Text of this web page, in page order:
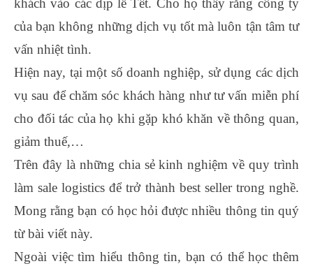
khách vào các dịp lễ Tết. Cho họ thấy rằng công ty
của bạn không những dịch vụ tốt mà luôn tận tâm tư
vấn nhiệt tình.
Hiện nay, tại một số doanh nghiệp, sử dụng các dịch
vụ sau để chăm sóc khách hàng như tư vấn miễn phí
cho đối tác của họ khi gặp khó khăn về thông quan,
giảm thuế,…
Trên đây là những chia sẻ kinh nghiệm về quy trình
làm sale logistics để trở thành best seller trong nghề.
Mong rằng bạn có học hỏi được nhiều thông tin quý
từ bài viết này.
Ngoài việc tìm hiểu thông tin, bạn có thể học thêm